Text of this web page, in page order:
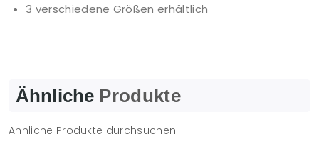
3 verschiedene Größen erhältlich
Ähnliche Produkte
Ähnliche Produkte durchsuchen